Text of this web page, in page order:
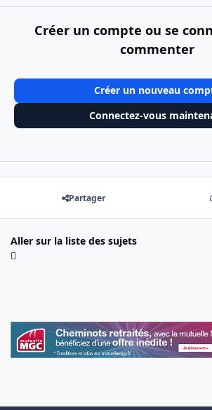
Créer un compte ou se
commenter
Créer un nouveau
Connectez-vous
Partager
Aller sur la liste des sujets